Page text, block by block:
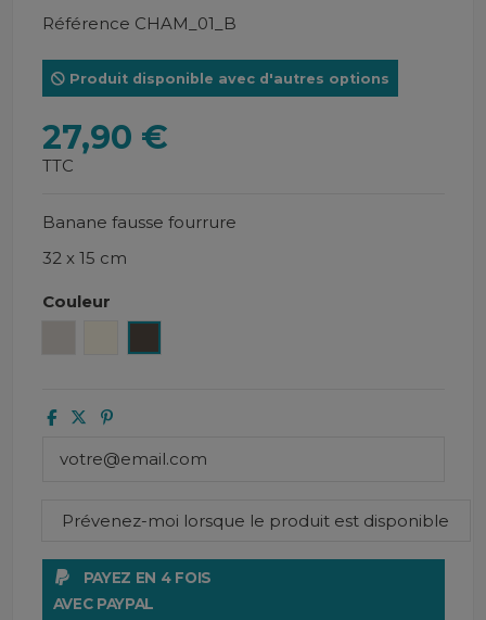
Référence CHAM_01_B
Produit disponible avec d'autres options
27,90 €
TTC
Banane fausse fourrure
32 x 15 cm
Couleur
PAYEZ EN 4 FOIS
AVEC PAYPAL